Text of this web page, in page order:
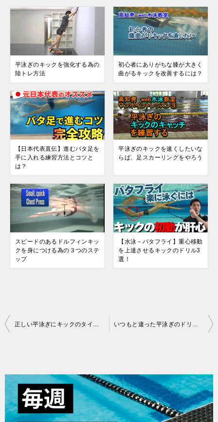
平泳ぎのキックを強化する為の
陸トレ方法
初心者にありがちな膝が大きく
曲がるキックを改善するには？
【日本代表直伝】進むバタ足を
手に入れる練習方法とコツと
は？
平泳ぎのキックを速くしたいな
らば、足スカーリングをやろう
スピードのあるドルフィンキッ
クを身につける為の３つのステ
ップ
【水泳－バタフライ】重心移動
を上達させるキックのドリル3
選！
投
ゲ
ー
シ
正しい平泳ぎにキックのタイミング いつもと違った平泳ぎのドリルをやってみよう